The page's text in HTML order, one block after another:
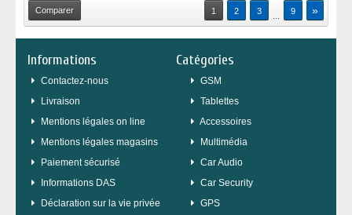
1 2 3 9 »
Informations
Contactez-nous
Livraison
Mentions légales on line
Mentions légales magasins
Paiement sécurisé
Informations DAS
Déclaration sur la vie privée
Catégories
GSM
Tablettes
Accessoires
Multimédia
Car Audio
Car Security
GPS